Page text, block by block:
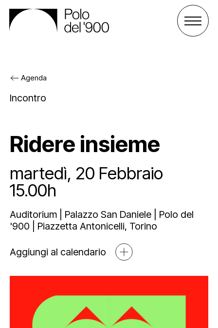
Il Polo del ‘900
Gli enti
Lo staff
Palazzo San Celso
Palazzo San Daniele
Affitta uno spazio
Attività
Progetti
Archivio e biblioteca
Educational
Esposizioni
Sostienici
Sostieni il Polo
Art Bonus
Partnership e sponsorship
Agenda
Mediahub
Multimedia
Blog
Agenda
Incontro
Ridere insieme
martedì, 20 Febbraio
15.00h
Auditorium | Palazzo San Daniele | Polo del
'900 | Piazzetta Antonicelli, Torino
Aggiungi al calendario